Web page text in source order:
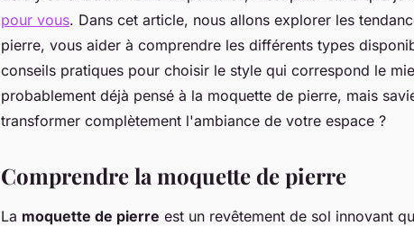
pour vous. Dans cet article, nous allons explorer les
pierre, vous aider à comprendre les différents types
conseils pratiques pour choisir le style qui correspond le
probablement déjà pensé à la moquette de pierre, mais
transformer complètement l'ambiance de votre espace ?
Comprendre la moquette de pierre
La moquette de pierre est un revêtement de sol innovant